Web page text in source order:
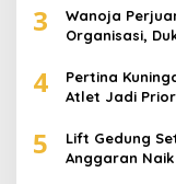
3
Wanoja
Organisasi,
4
Pertina
Atlet Jadi
5
Lift Gedung
Anggaran